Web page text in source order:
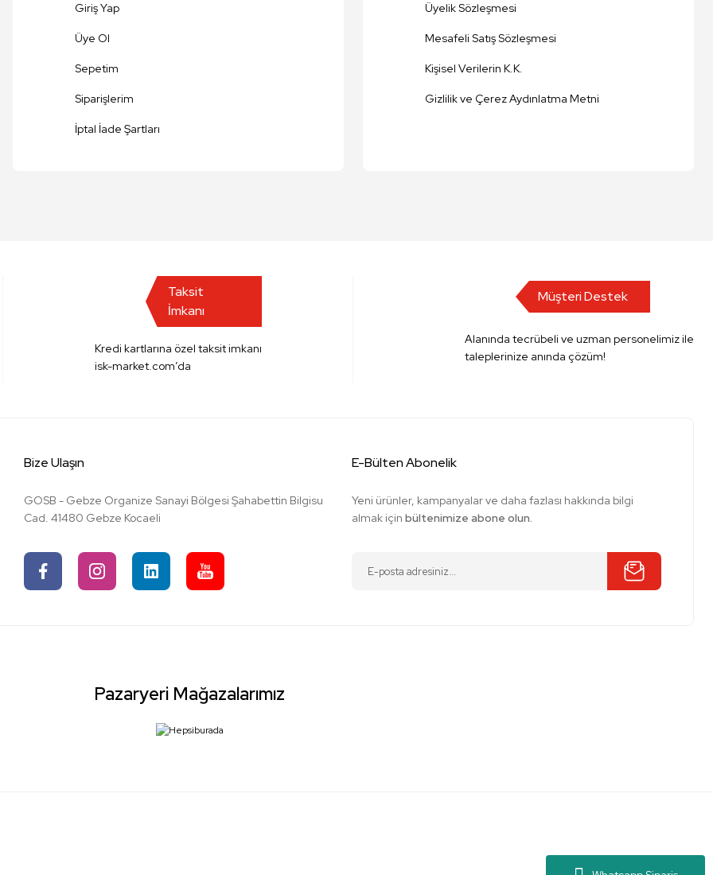
Giriş Yap
Üye Ol
Sepetim
Siparişlerim
İptal İade Şartları
Üyelik Sözleşmesi
Mesafeli Satış Sözleşmesi
Kişisel Verilerin K.K.
Gizlilik ve Çerez Aydınlatma Metni
Taksit
İmkanı
Kredi kartlarına özel taksit imkanı
isk-market.com’da
Müşteri Destek
Alanında tecrübeli ve uzman personelimiz ile
taleplerinize anında çözüm!
Bize Ulaşın
GOSB - Gebze Organize Sanayi Bölgesi Şahabettin Bilgisu
Cad. 41480 Gebze Kocaeli
E-Bülten Abonelik
Yeni ürünler, kampanyalar ve daha fazlası hakkında bilgi
almak içinbültenimize abone olun.
Pazaryeri Mağazalarımız